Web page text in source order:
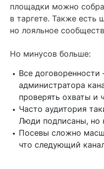
площадки можно
в таргете. Также есть
но лояльное
Но минусов больше:
Все
администратора
проверять охваты и
Часто аудитория
Люди подписаны, но
Посевы сложно
что следующий